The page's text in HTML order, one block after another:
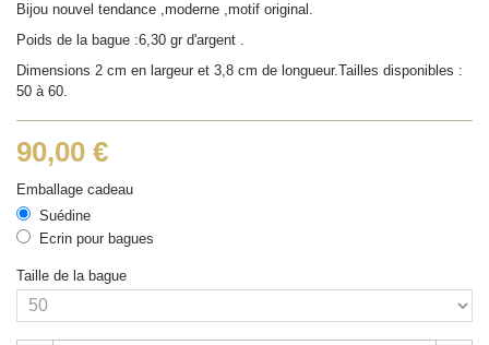
Bijou nouvel tendance ,moderne ,motif original.
Poids de la bague :6,30 gr d'argent .
Dimensions 2 cm en largeur et 3,8 cm de longueur.Tailles disponibles :
50 à 60.
90,00 €
Emballage cadeau
Suédine
Ecrin pour bagues
Taille de la bague